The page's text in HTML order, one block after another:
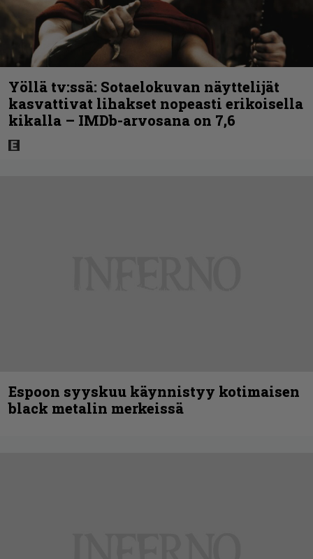
Yöllä tv:ssä: Sotaelokuvan näyttelijät
kasvattivat lihakset nopeasti erikoisella
kikalla – IMDb-arvosana on 7,6
Espoon syyskuu käynnistyy kotimaisen
black metalin merkeissä